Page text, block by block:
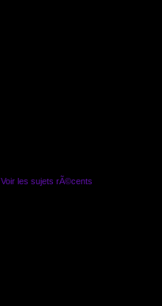
Voir les sujets rÃ©cents